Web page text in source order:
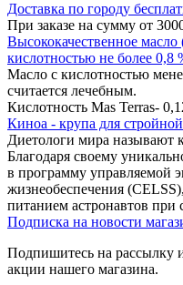
Доставка по городу
При заказе на сумму от
Высококачественное
кислотностью не более 0,8
Масло с кислотностью
считается лечебным.
Кислотность Mas Terras-
Киноа - крупа для
Диетологи мира называют
Благодаря своему
в программу управляемой
жизнеобеспечения
питанием астронавтов при
Подписка на новости
Подпишитесь на рассылку
акции нашего магазина.